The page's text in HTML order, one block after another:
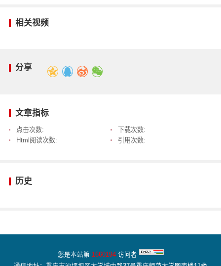
相关视频
分享
文章指标
点击次数:
下载次数:
Html阅读次数:
引用次数:
历史
您是本站第 1660194访问者